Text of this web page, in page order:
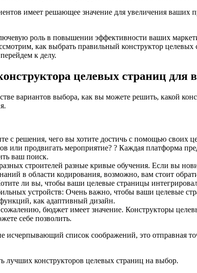
имеет решающее значение для увеличения ваших
роль в повышении эффективности ваших
как выбрать правильный конструктор
к делу.
целевых страниц для
вариантов выбора, как вы можете решить, какой
с решения, чего вы хотите достичь с помощью своих
или продвигать мероприятие? ? Каждая платформа
ваш поиск.
строителей разные кривые обучения. Если вы
в области кодирования, возможно, вам стоит
ли вы, чтобы ваши целевые страницы
устройств: Очень важно, чтобы ваши целевые
как адаптивный дизайн.
бюджет имеет значение. Конструкторы
себе позволить.
исчерпывающий список соображений, это отправная
лучших конструкторов целевых страниц на выбор.